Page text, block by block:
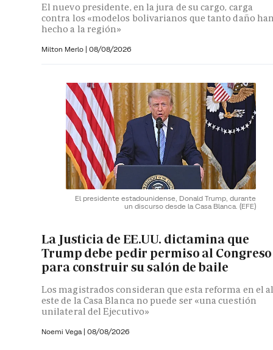
El nuevo presidente, en la jura de su cargo, carga
contra los «modelos bolivarianos que tanto daño
hecho a la región»
Milton Merlo | 08/08/2026
El presidente estadounidense, Donald Trump, durante
un discurso desde la Casa Blanca. (EFE)
La Justicia de EE.UU. dictamina que
Trump debe pedir permiso al Congreso
para construir su salón de baile
Los magistrados consideran que esta reforma en el
este de la Casa Blanca no puede ser «una cuestión
unilateral del Ejecutivo»
Noemi Vega | 08/08/2026